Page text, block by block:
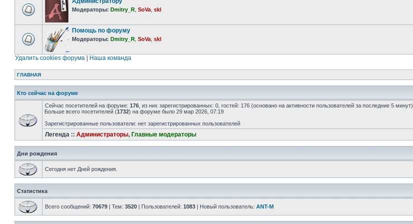
Модераторы: Dmitry_R SoVa skl
Помощь по форуму
Модераторы: Dmitry_R SoVa skl
Удалить cookies форума Наша команда
ГЛАВНАЯ
Кто сейчас на форуме
Сейчас посетителей на форуме: 176 , из них зарегистрированных: 0, гостей: 176 (основано на активности пользователей за последние 5 минут)
Больше всего посетителей (1732) на форуме было 29 мар 2026, 07:19
Зарегистрированные пользователи: нет зарегистрированных пользователей
Легенда :: Администраторы, Главные модераторы
Дни рождения
Сегодня нет Дней рождения.
Статистика
Всего сообщений: 70679 | Тем: 3520 | Пользователей: 1083 | Новый пользователь: ANT-M